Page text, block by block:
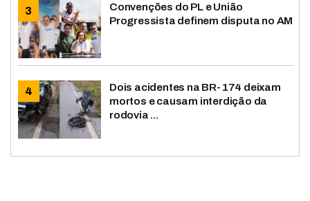
Convenções do PL e União
Progressista definem disputa no AM
Dois acidentes na BR-174 deixam
mortos e causam interdição da
rodovia ...